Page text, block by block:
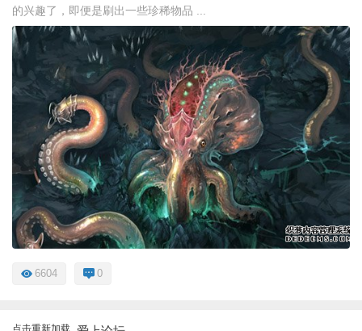
的兴趣了，即便是刷出一些珍稀物品 ...
6604 0
点击重新加载